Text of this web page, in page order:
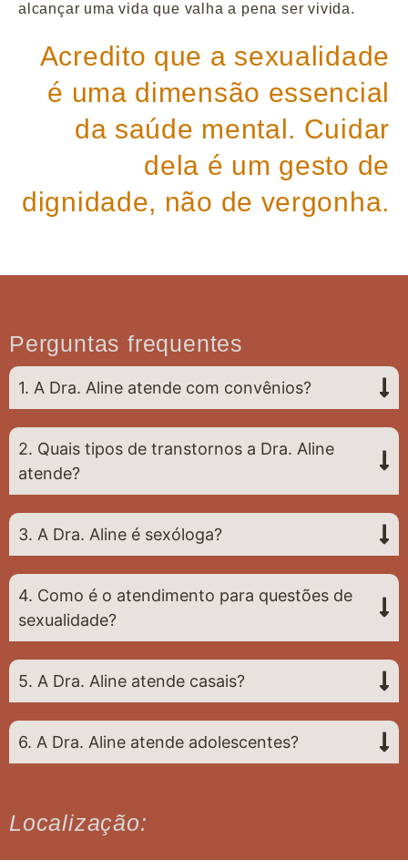
alcançar uma vida que valha a pena ser vivida.
Acredito que a sexualidade
é uma dimensão essencial
da saúde mental. Cuidar
dela é um gesto de
dignidade, não de vergonha.
Perguntas frequentes
1. A Dra. Aline atende com convênios?
2. Quais tipos de transtornos a Dra. Aline
atende?
3. A Dra. Aline é sexóloga?
4. Como é o atendimento para questões de
sexualidade?
5. A Dra. Aline atende casais?
6. A Dra. Aline atende adolescentes?
Localização: